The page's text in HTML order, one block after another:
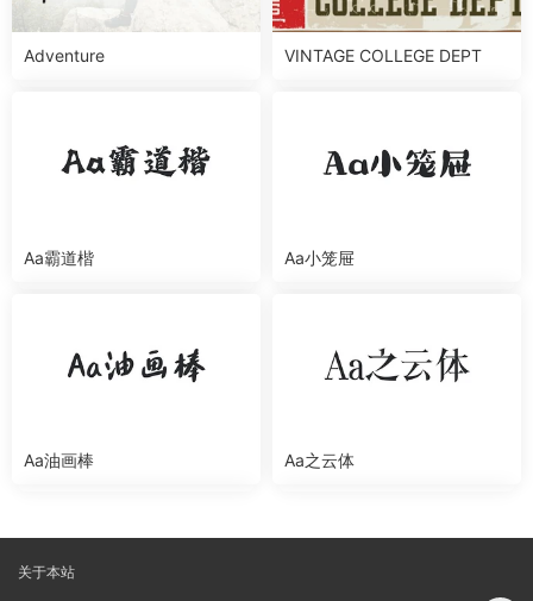
Adventure VINTAGE COLLEGE DEPT
Aa霸道楷 Aa小笼屉
Aa油画棒 Aa之云体
关于本站